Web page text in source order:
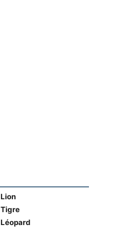
Lion
Tigre
Léopard